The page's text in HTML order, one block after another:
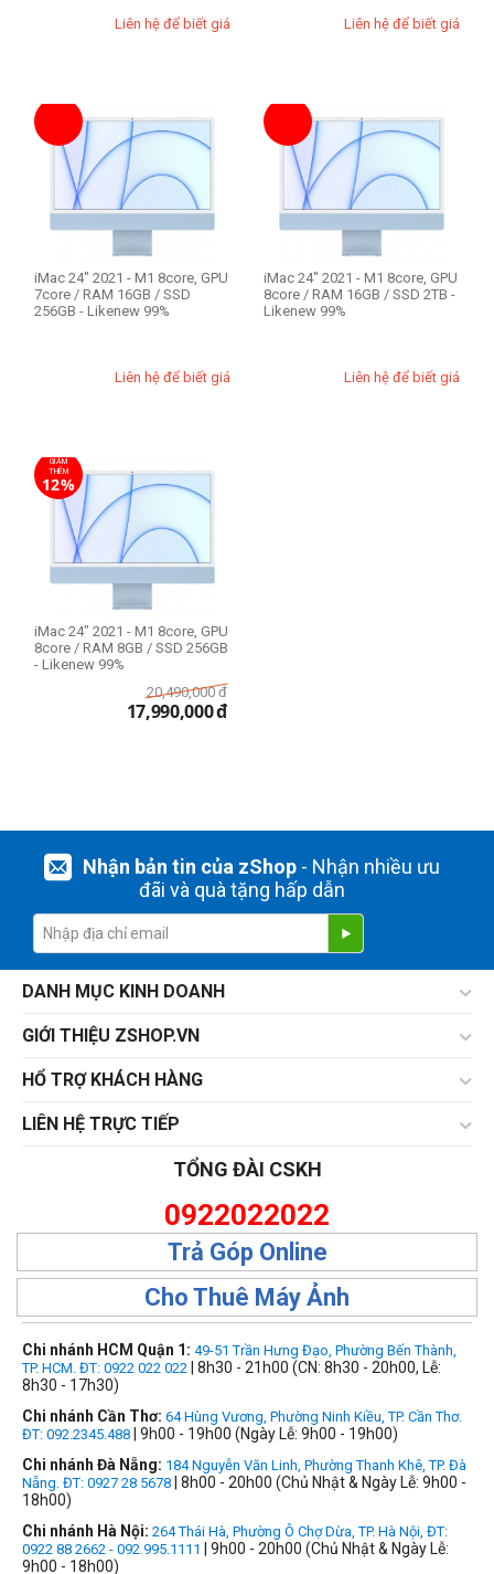
Liên hệ để biết giá Liên hệ để biết giá
iMac 24" 2021 - M1 8core, GPU
7core / RAM 16GB / SSD
256GB - Likenew 99%
Liên hệ để biết giá
iMac 24" 2021 - M1 8core, GPU
8core / RAM 16GB / SSD 2TB -
Likenew 99%
Liên hệ để biết giá
GIẢM
THÊM
12%
iMac 24" 2021 - M1 8core, GPU
8core / RAM 8GB / SSD 256GB
- Likenew 99%
20,490,000 đ
17,990,000đ
Nhận bản tin của zShop- Nhận nhiều ưu
đãi và quà tặng hấp dẫn
DANH MỤC KINH DOANH
GIỚI THIỆU ZSHOP.VN
HỔ TRỢ KHÁCH HÀNG
LIÊN HỆ TRỰC TIẾP
TỔNG ĐÀI CSKH
0922022022
Trả Góp Online
Cho Thuê Máy Ảnh
Chi nhánh HCM Quận 1: 49-51 Trần Hưng Đạo, Phường Bến Thành,
TP. HCM. ĐT: 0922 022 022 | 8h30 - 21h00 (CN: 8h30 - 20h00, Lễ:
8h30 - 17h30)
Chi nhánh Cần Thơ: 64 Hùng Vương, Phường Ninh Kiều, TP. Cần Thơ.
ĐT: 092.2345.488 | 9h00 - 19h00 (Ngày Lễ: 9h00 - 19h00)
Chi nhánh Đà Nẵng: 184 Nguyễn Văn Linh, Phường Thanh Khê, TP. Đà
Nẵng. ĐT: 0927 28 5678 | 8h00 - 20h00 (Chủ Nhật & Ngày Lễ: 9h00 -
18h00)
Chi nhánh Hà Nội: 264 Thái Hà, Phường Ô Chợ Dừa, TP. Hà Nội, ĐT:
0922 88 2662 - 092.995.1111
| 9h00 - 20h00 (Chủ Nhật & Ngày Lễ:
9h00 - 18h00)